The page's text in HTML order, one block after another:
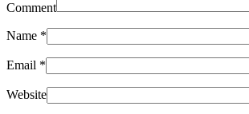
Comment
Name *
Email *
Website